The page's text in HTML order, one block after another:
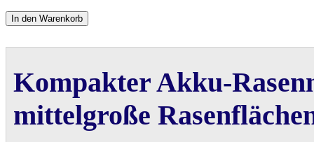
In den Warenkorb
Kompakter Akku-
mittelgroße